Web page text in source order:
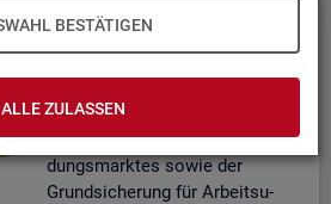
BESTÄTIGEN
ALLE ZULASSEN
Fach­sta­tis­ti­ken
bel­len zu den ak­tu­el­len Eck­
wer­ten des Ar­beits- und Aus­bil­
dungs­mark­tes sowie der
Grund­si­che­rung für Ar­beit­su­